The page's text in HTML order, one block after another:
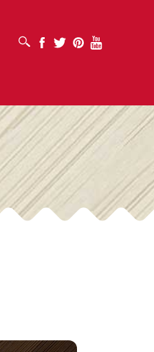
MỞ HỘP TÌM KIẾM Facebook
Twitter PinterestYoutube